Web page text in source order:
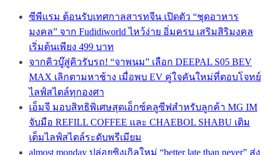
ซีพีแรม ต้อนรับเทศกาลสารทจีน เปิดตัว “ชุดอาหาร
มงคล” จาก Fudidiworld ไหว้ง่าย อิ่มครบ เสริมสิริมงคล
เริ่มต้นเพียง 499 บาท
จากคิวบู๊สู่คิวรับรถ! “จาพนม” เลือก DEEPAL S05 BEV
MAX เลิกตามหาช้าง เมื่อพบ EV คู่ใจคันใหม่ที่ตอบโจทย์
ไลฟ์สไตล์ทุกองศา
เอ็มจี มอบสิทธิพิเศษสุดเอ็กซ์คลูซีฟสำหรับลูกค้า MG IM
จับมือ REFILL COFFEE และ CHAEBOL SHABU เติม
เต็มไลฟ์สไตล์ระดับพรีเมียม
almost monday ปล่อยซิงเกิลใหม่ “better late than never” ส่ง